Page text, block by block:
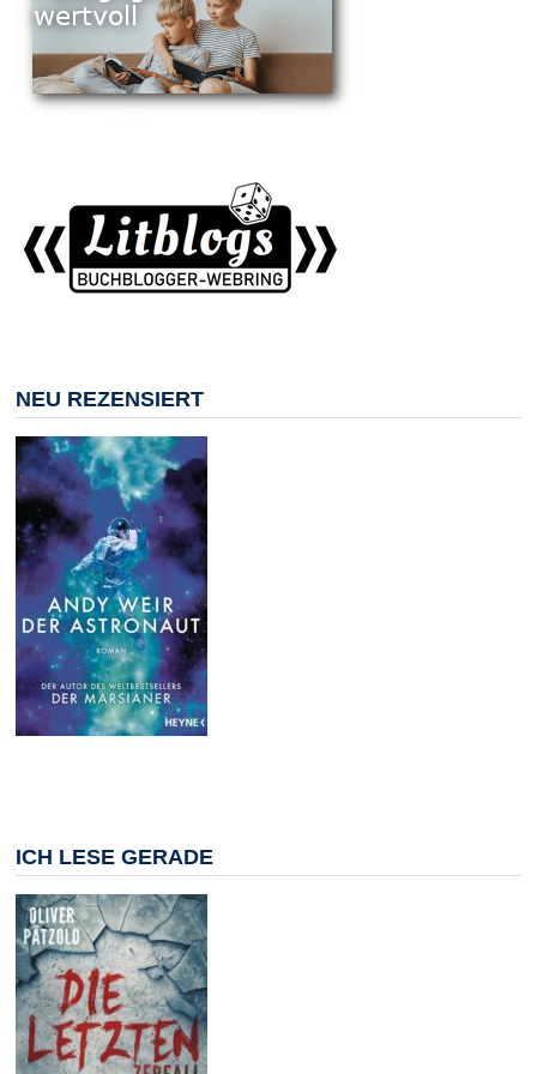
NEU REZENSIERT
ICH LESE GERADE